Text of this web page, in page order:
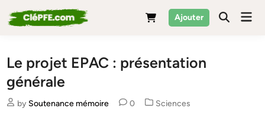
to
Ajouter
Le projet EPAC : présentation
générale
by Soutenance mémoire 0
Posted
Sciences